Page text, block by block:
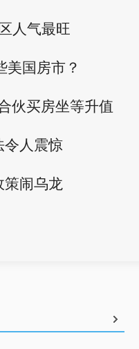
人气最旺
美国房市？
伙买房坐等升值
令人震惊
策闹乌龙